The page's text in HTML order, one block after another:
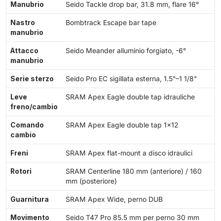
Manubrio Seido Tackle drop bar, 31.8 mm, flare 16°
Nastro
manubrio
Bombtrack Escape bar tape
Attacco
manubrio
Seido Meander alluminio forgiato, -6°
Serie sterzo Seido Pro EC sigillata esterna, 1.5"–1 1/8"
Leve
freno/cambio
SRAM Apex Eagle double tap idrauliche
Comando
cambio
SRAM Apex Eagle double tap 1×12
Freni SRAM Apex flat-mount a disco idraulici
Rotori
SRAM Centerline 180 mm (anteriore) / 160
mm (posteriore)
Guarnitura SRAM Apex Wide, perno DUB
Movimento
Seido T47 Pro 85.5 mm per perno 30 mm